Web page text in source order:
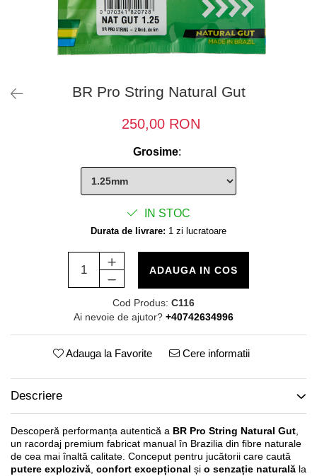
BR Pro String Natural Gut
250,00 RON
Grosime:
IN STOC
Durata de livrare: 1 zi lucratoare
ADAUGA IN COS
Cod Produs: C116
Ai nevoie de ajutor? +40742634996
Adauga la Favorite Cere informatii
Descriere
Descoperă performanța autentică a BR Pro String Natural Gut
un racordaj premium fabricat manual în Brazilia din fibre naturale
de cea mai înaltă calitate. Conceput pentru jucătorii care caută
putere explozivă confort excepțional și o senzație naturală la